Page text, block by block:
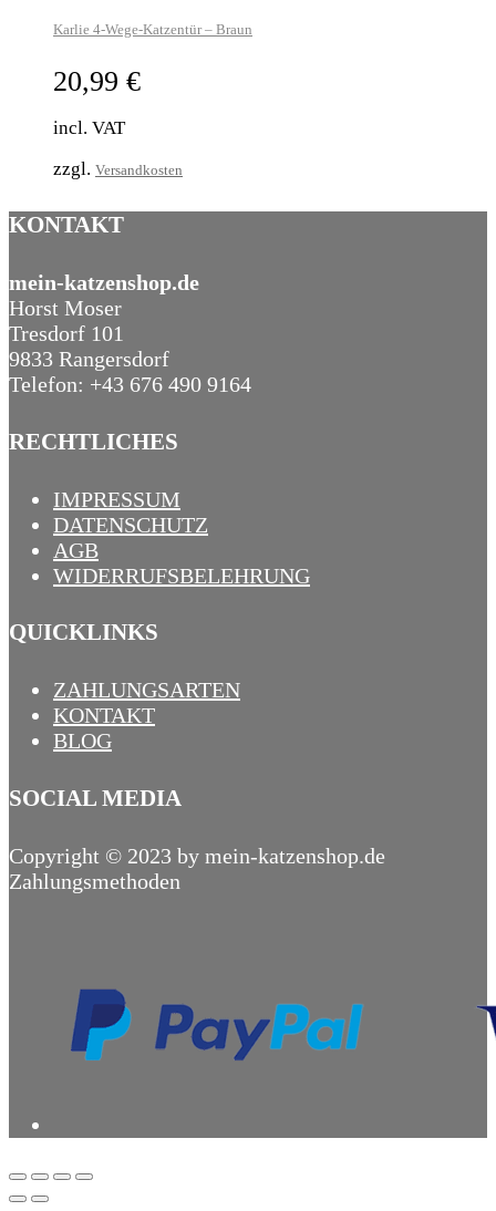
Karlie 4-Wege-Katzentür – Braun
20,99 €
incl. VAT
zzgl. Versandkosten
KONTAKT
mein-katzenshop.de
Horst Moser
Tresdorf 101
9833 Rangersdorf
Telefon: +43 676 490 9164
RECHTLICHES
IMPRESSUM
DATENSCHUTZ
AGB
WIDERRUFSBELEHRUNG
QUICKLINKS
ZAHLUNGSARTEN
KONTAKT
BLOG
SOCIAL MEDIA
Copyright © 2023 by mein-katzenshop.de
Zahlungsmethoden